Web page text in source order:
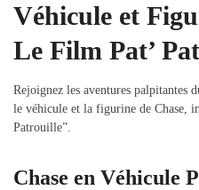
Véhicule et
Le Film Pat’
Rejoignez les aventures palpitantes
le véhicule et la figurine de Chase,
Patrouille”.
Chase en Véhicule